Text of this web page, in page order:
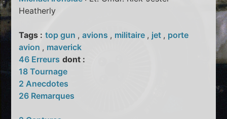
Heatherly
Tags : top gun ,avions , militaire , jet , porte
avion , maverick
46 Erreurs dont :
18 Tournage
2 Anecdotes
26 Remarques